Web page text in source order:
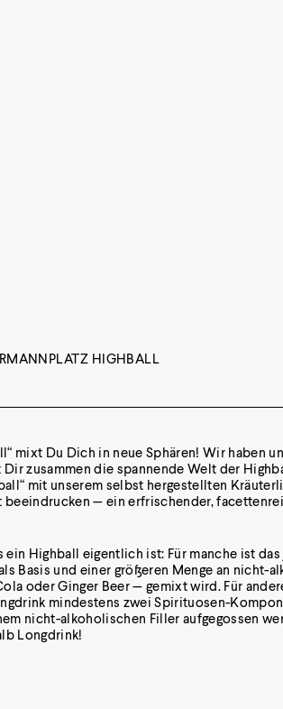
HIGHBALL
mixt Du Dich in neue Sphären! Wir haben
zusammen die spannende Welt der
mit unserem selbst hergestellten
— ein erfrischender,
Highball eigentlich ist: Für manche ist
Basis und einer größeren Menge an nicht-
oder Ginger Beer — gemixt wird. Für
mindestens zwei Spirituosen-
nicht-alkoholischen Filler aufgegossen
Longdrink!